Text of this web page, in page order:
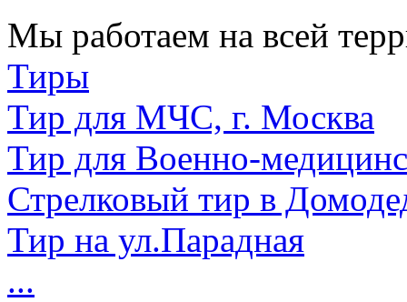
Мы работаем на всей
Тиры
Тир для МЧС, г. Москва
Тир для Военно-
Стрелковый тир в
Тир на ул.Парадная
...